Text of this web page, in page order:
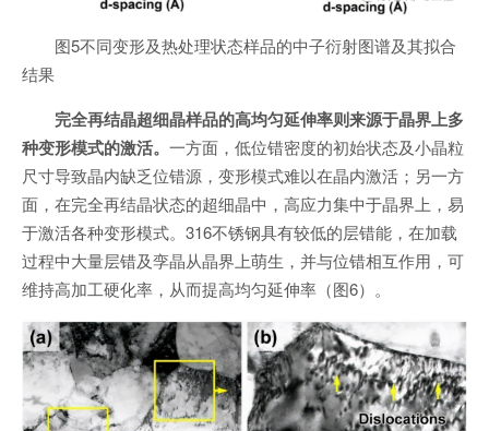
图5不同变形及热处理状态样品的中子衍射图谱及其拟合
结果
完全再结晶超细晶样品的高均匀延伸率则来源于晶界上多
种变形模式的激活。 一方面，低位错密度的初始状态及小晶粒
尺寸导致晶内缺乏位错源，变形模式难以在晶内激活；另一方
面，在完全再结晶状态的超细晶中，高应力集中于晶界上，易
于激活各种变形模式。316不锈钢具有较低的层错能，在加载
过程中大量层错及孪晶从晶界上萌生，并与位错相互作用，可
维持高加工硬化率，从而提高均匀延伸率（图6）。